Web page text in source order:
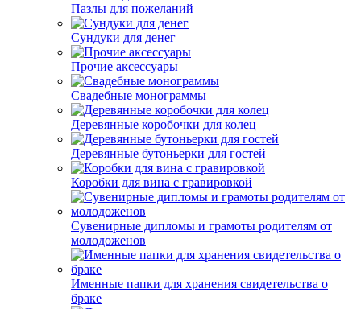
Пазлы для пожеланий
Сундуки для денег
Прочие аксессуары
Свадебные монограммы
Деревянные коробочки для колец
Деревянные бутоньерки для гостей
Коробки для вина с гравировкой
Сувенирные дипломы и грамоты родителям от
молодоженов
Именные папки для хранения свидетельства о
браке